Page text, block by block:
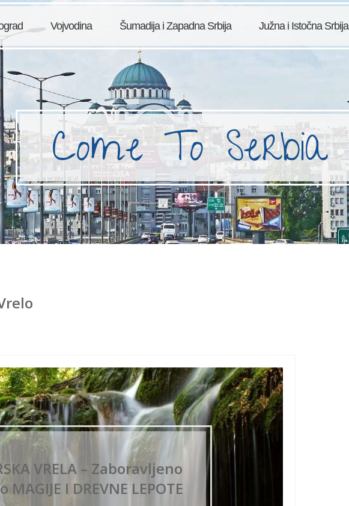
Vojvodina Šumadija i Zapadna Srbija Južna i Istočna Srbija
Come To Serbia
VRELA – Zaboravljeno
MAGIJE I DREVNE LEPOTE